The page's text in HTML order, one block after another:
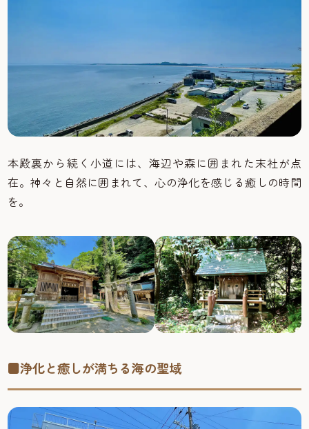
本殿裏から続く小道には、海辺や森に囲まれた末社が点
在。神々と自然に囲まれて、心の浄化を感じる癒しの時間
を。
■浄化と癒しが満ちる海の聖域